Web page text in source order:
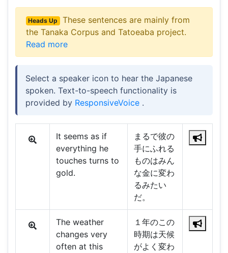
Heads Up
These sentences are mainly from
the Tanaka Corpus and Tatoeaba project.
Read more
Select a speaker icon to hear the Japanese
spoken. Text-to-speech functionality is
provided by ResponsiveVoice .
It seems as if
everything he
touches turns to
gold.
まるで彼の
手にふれる
ものはみん
な金に変わ
るみたい
だ。
The weather
changes very
often at this
１年のこの
時期は天候
がよく変わ